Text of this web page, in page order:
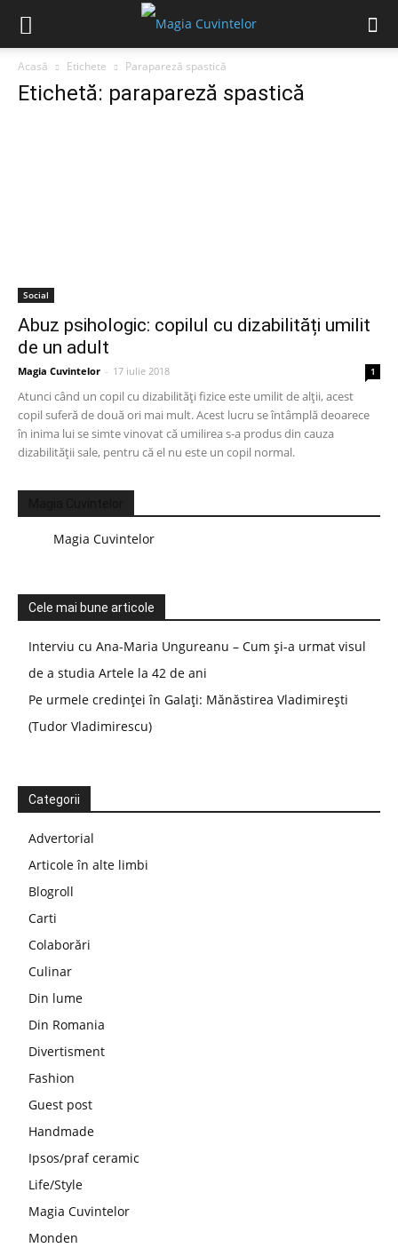
Acasă Etichete Parapareză spastică
Etichetă: parapareză spastică
Social
Abuz psihologic: copilul cu dizabilități umilit
de un adult
Magia Cuvintelor - 17 iulie 2018 1
Atunci când un copil cu dizabilități fizice este umilit de alții, acest
copil suferă de două ori mai mult. Acest lucru se întâmplă deoarece
în inima lui se simte vinovat că umilirea s-a produs din cauza
dizabilității sale, pentru că el nu este un copil normal.
Magia Cuvintelor
Cele mai bune articole
Interviu cu Ana-Maria Ungureanu – Cum și-a urmat visul
de a studia Artele la 42 de ani
Pe urmele credinței în Galați: Mănăstirea Vladimirești
(Tudor Vladimirescu)
Categorii
Advertorial
Articole în alte limbi
Blogroll
Carti
Colaborări
Culinar
Din lume
Din Romania
Divertisment
Fashion
Guest post
Handmade
Ipsos/praf ceramic
Life/Style
Magia Cuvintelor
Monden